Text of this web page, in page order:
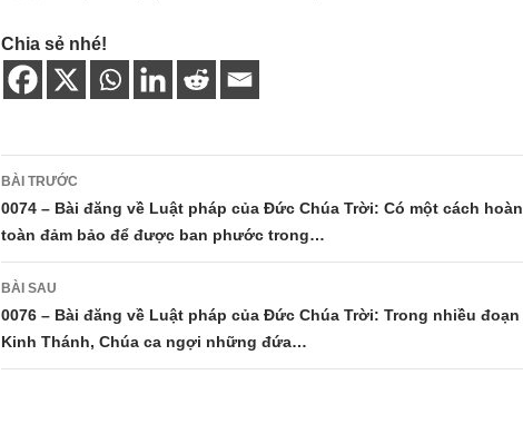
Chia sẻ nhé!
Điều
hướng
bài
viết
BÀI TRƯỚC
0074 – Bài đăng về Luật pháp của Đức Chúa Trời: Có một cách hoàn
toàn đảm bảo để được ban phước trong…
BÀI SAU
0076 – Bài đăng về Luật pháp của Đức Chúa Trời: Trong nhiều đoạn
Kinh Thánh, Chúa ca ngợi những đứa…